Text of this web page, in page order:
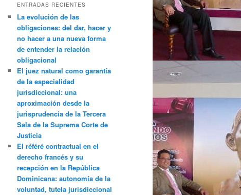
ENTRADAS RECIENTES
La evolución de las
obligaciones: del dar, hacer y
no hacer a una nueva forma
de entender la relación
obligacional
El juez natural como garantía
de la especialidad
jurisdiccional: una
aproximación desde la
jurisprudencia de la Tercera
Sala de la Suprema Corte de
Justicia
El référé contractual en el
derecho francés y su
recepción en la República
Dominicana: autonomía de la
voluntad, tutela jurisdiccional